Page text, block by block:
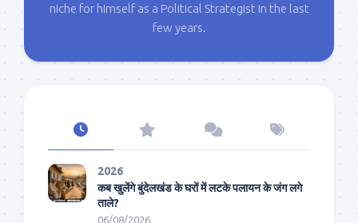
niche for himself as a Political Strategist in the last
few years.
2026
कब खुलेंगे बुंदेलखंड के घरों में लटके पलायन के जंग लगे
ताले?
06/08/2026